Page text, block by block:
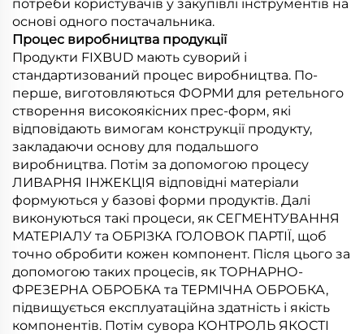
потреби користувачів у закупівлі інструментів на
основі одного постачальника.
Процес виробництва продукції
Продукти FIXBUD мають суворий і
стандартизований процес виробництва. По-
перше, виготовляються ФОРМИ для ретельного
створення високоякісних прес-форм, які
відповідають вимогам конструкції продукту,
закладаючи основу для подальшого
виробництва. Потім за допомогою процесу
ЛИВАРНЯ ІНЖЕКЦІЯ відповідні матеріали
формуються у базові форми продуктів. Далі
виконуються такі процеси, як СЕГМЕНТУВАННЯ
МАТЕРІАЛУ та ОБРІЗКА ГОЛОВОК ПАРТІЇ, щоб
точно обробити кожен компонент. Після цього за
допомогою таких процесів, як ТОРНАРНО-
ФРЕЗЕРНА ОБРОБКА та ТЕРМІЧНА ОБРОБКА,
підвищується експлуатаційна здатність і якість
компонентів. Потім сувора КОНТРОЛЬ ЯКОСТІ